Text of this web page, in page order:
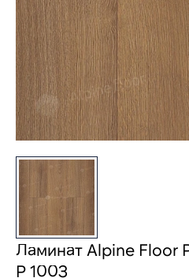
Ламинат Alpine Floor
Р 1003